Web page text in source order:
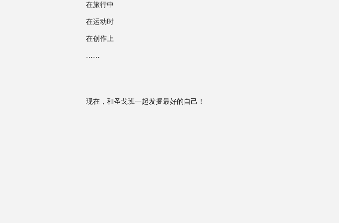
在旅行中
在运动时
在创作上
……
现在，和圣戈班一起发掘最好的自己！